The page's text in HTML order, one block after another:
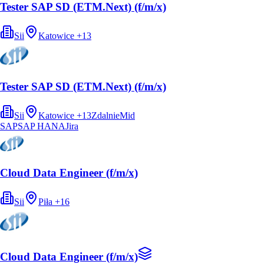
Tester SAP SD (ETM.Next) (f/m/x)
Sii Katowice +13
Tester SAP SD (ETM.Next) (f/m/x)
Sii Katowice +13ZdalnieMid
SAPSAP HANAJira
Cloud Data Engineer (f/m/x)
Sii Piła +16
Cloud Data Engineer (f/m/x)